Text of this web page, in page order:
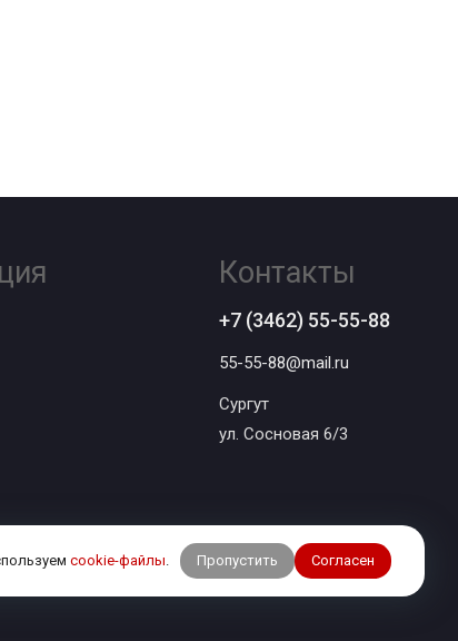
Контакты
+7 (3462) 55-55-88
55-55-88@mail.ru
Сургут
ул. Сосновая 6/3
cookie-файлы. Пропустить Согласен